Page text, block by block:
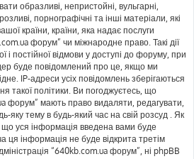
образливі, непристойні, вульгарні,
порнографічні та інші матеріали, які
країни, країни, яка надає послуги
форум” чи міжнародне право. Такі дії
і постійної відмови у доступі до форуму, при
буде повідомлений про це, якщо ми
IP-адреси усіх повідомлень зберігаються
такої політики. Ви погоджуєтесь, що
форум” мають право видаляти, редагувати,
яку тему в будь-який час на свій розсуд . Як
що уся інформація введена вами буде
ця інформація не буде відкрита третім
“640kb.com.ua форум”, ні phpBB